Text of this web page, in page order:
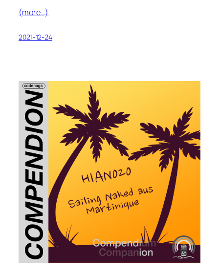
(more…)
2021-12-24